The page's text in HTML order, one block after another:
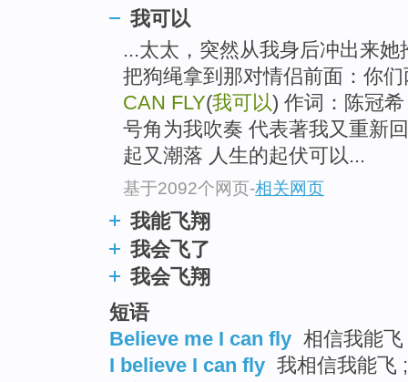
我可以
...太太，突然从我身后冲出来
把狗绳拿到那对情侣前面：你
CAN FLY(我可以) 作词：陈冠
号角为我吹奏 代表著我又重新
起又潮落 人生的起伏可以...
基于2092个网页-相关网页
我能飞翔
我会飞了
我会飞翔
短语
Believe me I can fly 相信我能
I believe I can fly 我相信我能飞